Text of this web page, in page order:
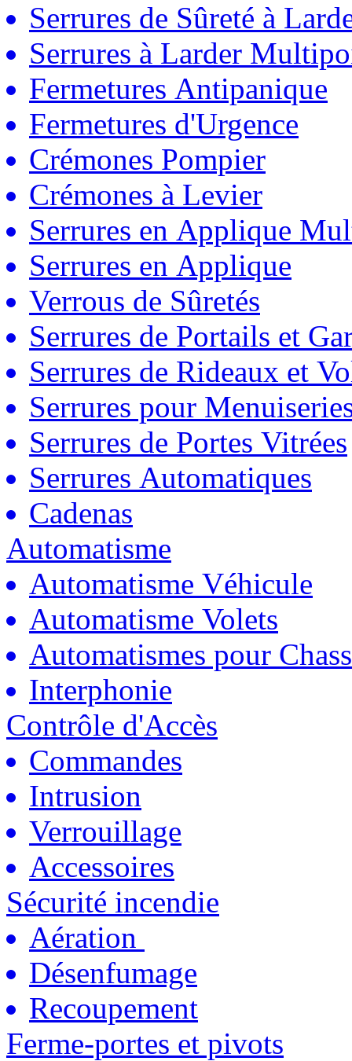
Serrures de Sûreté à
Serrures à Larder
Fermetures Antipanique
Fermetures d'Urgence
Crémones Pompier
Crémones à Levier
Serrures en Applique
Serrures en Applique
Verrous de Sûretés
Serrures de Portails et
Serrures de Rideaux et
Serrures pour
Serrures de Portes Vitrées
Serrures Automatiques
Cadenas
Automatisme
Automatisme Véhicule
Automatisme Volets
Automatismes pour
Interphonie
Contrôle d'Accès
Commandes
Intrusion
Verrouillage
Accessoires
Sécurité incendie
Aération
Désenfumage
Recoupement
Ferme-portes et pivots